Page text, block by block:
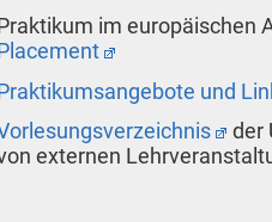
im europäischen
und
der
externen